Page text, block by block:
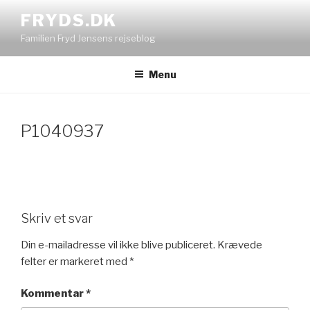
indhold
FRYDS.DK
Familien Fryd Jensens rejseblog
Menu
P1040937
Skriv et svar
Din e-mailadresse vil ikke blive publiceret. Krævede
felter er markeret med *
Kommentar*